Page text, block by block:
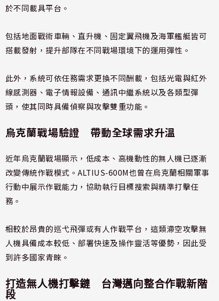
於不同載具平台。
包括地面戰術車輛、直升機、固定翼飛機及海軍艦艇皆可
搭載發射，提升部隊在不同戰場環境下的運用彈性。
此外，系統可依任務需求更換不同酬載，包括光電與紅外
線感測器、電子情報設備、通訊中繼系統以及各類型彈
頭，使其同時具備偵察與攻擊雙重功能。
烏克蘭戰場驗證 帶動全球需求升溫
近年烏克蘭戰場顯示，低成本、高機動性的無人機已逐漸
改變傳統作戰模式。ALTIUS-600M也曾在烏克蘭相關軍事
行動中展示作戰能力，協助執行目標搜索與精準打擊任
務。
相較於昂貴的巡弋飛彈或有人作戰平台，這類滯空攻擊無
人機具備成本較低、部署快速及操作靈活等優勢，因此受
到許多國家青睞。
打造無人機打擊鏈 台灣邁向整合作戰新階
段